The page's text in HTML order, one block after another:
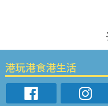
港玩港食港生活